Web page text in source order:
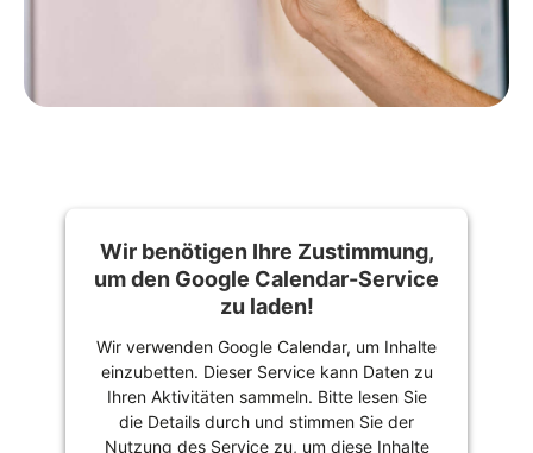
Schulelternbeirat
Förderverein
Digitale Schule
Sprachen & kulturelle
Erasmus+
Ganztag & Betreuung
Berufsorientierung
Prävention
Ästhetische Bildung
Schulsanitätsdienst
Wir benötigen Ihre Zustimmung,
um den Google Calendar-Service
zu laden!
Wir verwenden Google Calendar, um Inhalte
einzubetten. Dieser Service kann Daten zu
Ihren Aktivitäten sammeln. Bitte lesen Sie
die Details durch und stimmen Sie der
Nutzung des Service zu, um diese Inhalte